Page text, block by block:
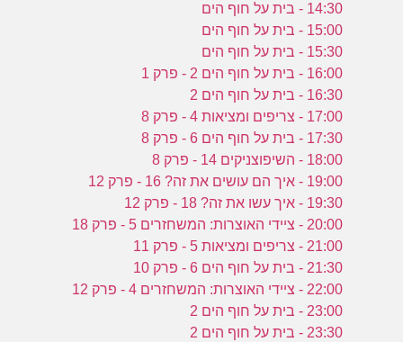
14:30 - בית על חוף הים
15:00 - בית על חוף הים
15:30 - בית על חוף הים
16:00 - בית על חוף הים 2 - פרק 1
16:30 - בית על חוף הים 2
17:00 - צריפים ומציאות 4 - פרק 8
17:30 - בית על חוף הים 6 - פרק 8
18:00 - השיפוצניקים 14 - פרק 8
19:00 - איך הם עושים את זה? 16 - פרק 12
19:30 - איך עשו את זה? 18 - פרק 12
20:00 - ציידי האוצרות: המשחזרים 5 - פרק 18
21:00 - צריפים ומציאות 5 - פרק 11
21:30 - בית על חוף הים 6 - פרק 10
22:00 - ציידי האוצרות: המשחזרים 4 - פרק 12
23:00 - בית על חוף הים 2
23:30 - בית על חוף הים 2